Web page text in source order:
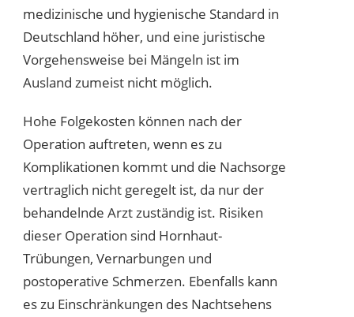
medizinische und hygienische Standard in
Deutschland höher, und eine juristische
Vorgehensweise bei Mängeln ist im
Ausland zumeist nicht möglich.
Hohe Folgekosten können nach der
Operation auftreten, wenn es zu
Komplikationen kommt und die Nachsorge
vertraglich nicht geregelt ist, da nur der
behandelnde Arzt zuständig ist. Risiken
dieser Operation sind Hornhaut-
Trübungen, Vernarbungen und
postoperative Schmerzen. Ebenfalls kann
es zu Einschränkungen des Nachtsehens